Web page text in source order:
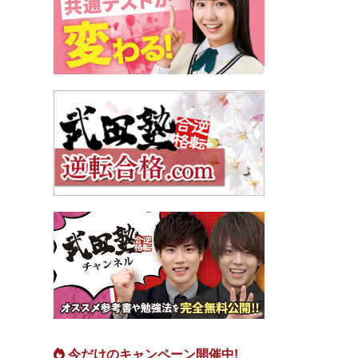
今だけのキャンペーン開催中!